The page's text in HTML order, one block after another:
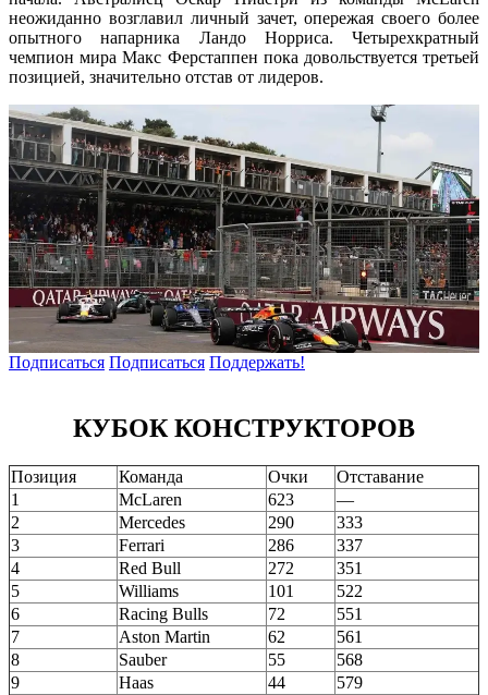
неожиданно возглавил личный зачет, опережая своего более
опытного напарника Ландо Норриса. Четырехкратный
чемпион мира Макс Ферстаппен пока довольствуется третьей
позицией, значительно отстав от лидеров.
Подписаться Подписаться Поддержать!
КУБОК КОНСТРУКТОРОВ
Позиция Команда Очки
Отставание
1
McLaren 623
—
2
Mercedes 290
333
3
Ferrari 286
337
4
Red Bull 272
351
5
Williams 101
522
6
Racing Bulls 72
551
7
Aston Martin 62
561
8
Sauber 55
568
9
Haas 44
579